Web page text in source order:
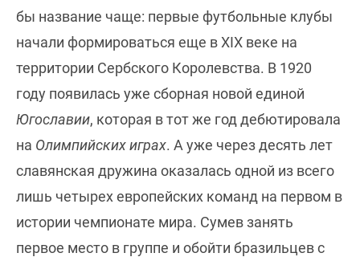
бы название чаще: первые футбольные клубы
начали формироваться еще в XIX веке на
территории Сербского Королевства. В 1920
году появилась уже сборная новой единой
Югославии, которая в тот же год дебютировала
на Олимпийских играх. А уже через десять лет
славянская дружина оказалась одной из всего
лишь четырех европейских команд на первом в
истории чемпионате мира. Сумев занять
первое место в группе и обойти бразильцев с